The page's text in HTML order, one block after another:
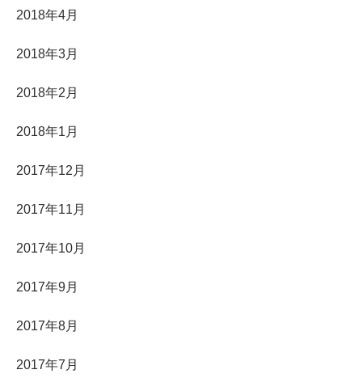
2018年4月
2018年3月
2018年2月
2018年1月
2017年12月
2017年11月
2017年10月
2017年9月
2017年8月
2017年7月